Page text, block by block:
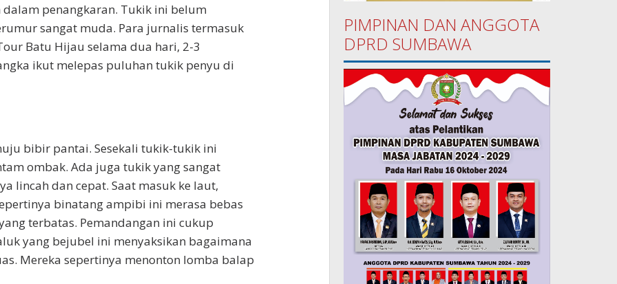
penangkaran. Tukik ini belum
sangat muda. Para jurnalis termasuk
Batu Hijau selama dua hari, 2-3
ikut melepas puluhan tukik penyu di
bibir pantai. Sesekali tukik-tukik ini
ombak. Ada juga tukik yang sangat
lincah dan cepat. Saat masuk ke laut,
binatang ampibi ini merasa bebas
terbatas. Pemandangan ini cukup
yang bejubel ini menyaksikan bagaimana
Mereka sepertinya menonton lomba balap
PIMPINAN DAN ANGGOTA
DPRD SUMBAWA